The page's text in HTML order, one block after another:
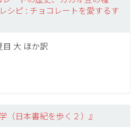
シピ : チョコレートを愛するす
目 大 ほか訳
（日本書紀を歩く２）』